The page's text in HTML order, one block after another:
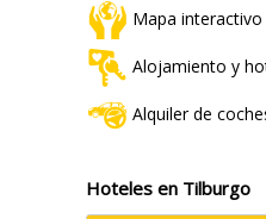
Mapa interactivo
Alojamiento y
Alquiler de
Hoteles en Tilburgo